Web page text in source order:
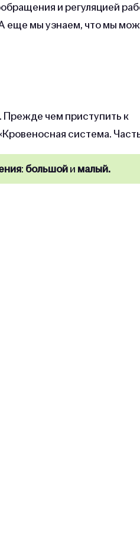
и регуляцией
еще мы узнаем, что мы
чем приступить к
система.
: большойи малый.